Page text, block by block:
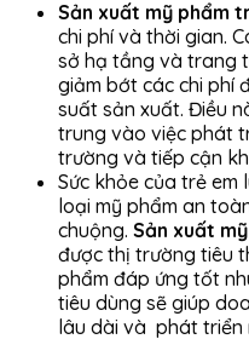
Sản xuất mỹ phẩm
chi phí và thời gian.
sở hạ tầng và trang
giảm bớt các chi phí
suất sản xuất. Điều
trung vào việc phát
trường và tiếp cận
Sức khỏe của trẻ em
loại mỹ phẩm an
chuộng. Sản xuất
được thị trường tiêu
phẩm đáp ứng tốt
tiêu dùng sẽ giúp
lâu dài và phát triển